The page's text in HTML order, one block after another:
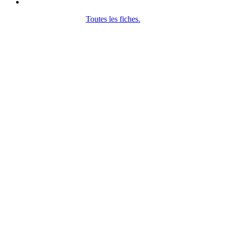
Toutes les fiches.